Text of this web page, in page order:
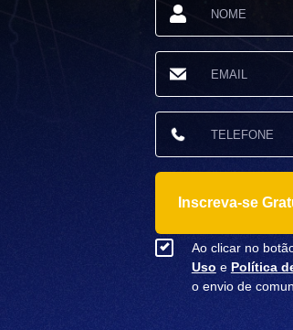
Inscreva-se
Ao clicar no
Uso e Política
o envio de